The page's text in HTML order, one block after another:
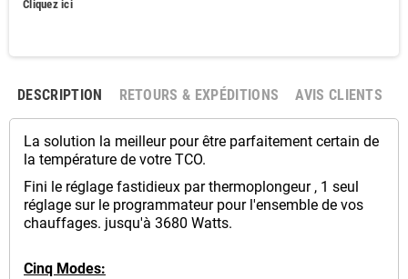
Cliquez ici
DESCRIPTION RETOURS & EXPÉDITIONS AVIS CLIENTS
La solution la meilleur pour être parfaitement certain de
la température de votre TCO.
Fini le réglage fastidieux par thermoplongeur , 1 seul
réglage sur le programmateur pour l'ensemble de vos
chauffages. jusqu'à 3680 Watts.
Cinq Modes: